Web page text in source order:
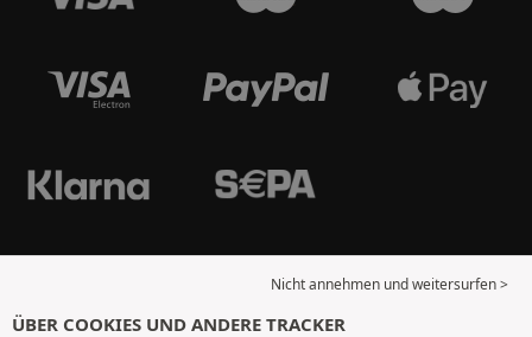
Nicht annehmen und weitersurfen >
ÜBER COOKIES UND ANDERE TRACKER